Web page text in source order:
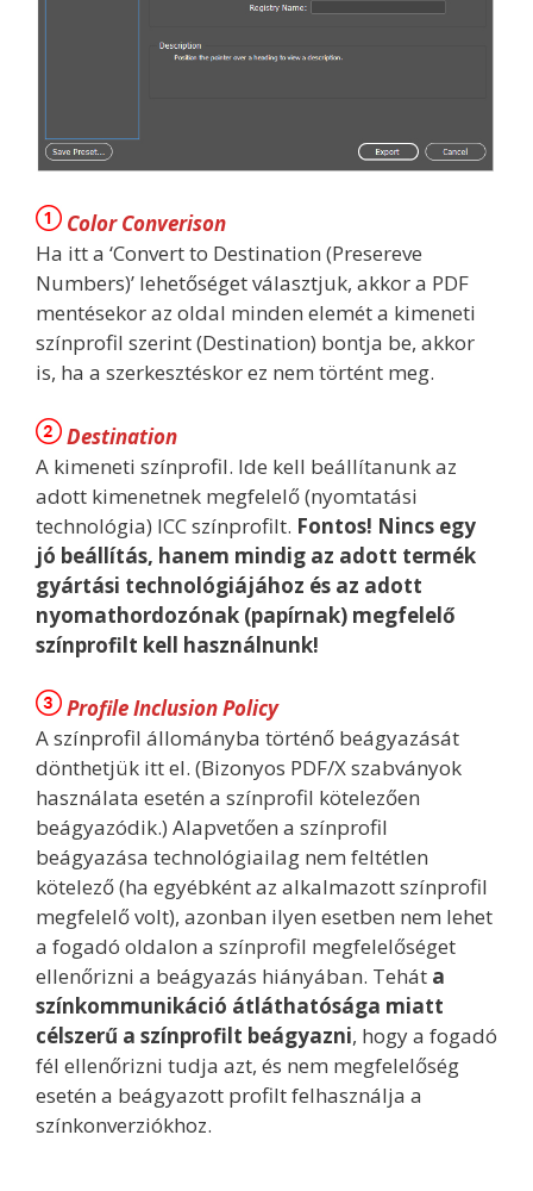
Color Converison
Ha itt a ‘Convert to Destination (Presereve
Numbers)’ lehetőséget választjuk, akkor a PDF
mentésekor az oldal minden elemét a kimeneti
színprofil szerint (Destination) bontja be, akkor
is, ha a szerkesztéskor ez nem történt meg.
Destination
A kimeneti színprofil. Ide kell beállítanunk az
adott kimenetnek megfelelő (nyomtatási
technológia) ICC színprofilt. Fontos! Nincs egy
jó beállítás, hanem mindig az adott termék
gyártási technológiájához és az adott
nyomathordozónak (papírnak) megfelelő
színprofilt kell használnunk!
Profile Inclusion Policy
A színprofil állományba történő beágyazását
dönthetjük itt el. (Bizonyos PDF/X szabványok
használata esetén a színprofil kötelezően
beágyazódik.) Alapvetően a színprofil
beágyazása technológiailag nem feltétlen
kötelező (ha egyébként az alkalmazott színprofil
megfelelő volt), azonban ilyen esetben nem lehet
a fogadó oldalon a színprofil megfelelőséget
ellenőrizni a beágyazás hiányában. Tehát a
színkommunikáció átláthatósága miatt
célszerű a színprofilt beágyazni, hogy a fogadó
fél ellenőrizni tudja azt, és nem megfelelőség
esetén a beágyazott profilt felhasználja a
színkonverziókhoz.